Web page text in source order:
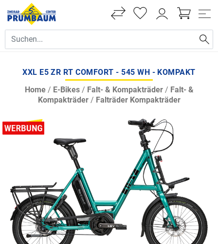
XXL E5 ZR RT COMFORT - 545 WH - KOMPAKT
Home/ E-Bikes/ Falt- & Kompakträder/ Falt- &
Kompakträder/ Falträder Kompakträder